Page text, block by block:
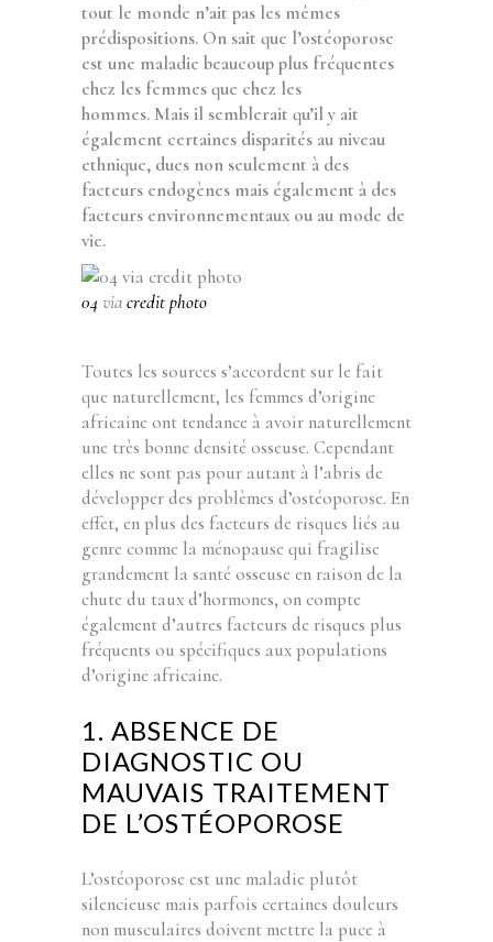
tout le monde n’ait pas les mêmes
prédispositions. On sait que l’ostéoporose
est une maladie beaucoup plus fréquentes
chez les femmes que chez les
hommes. Mais il semblerait qu’il y ait
également certaines disparités au niveau
ethnique, dues non seulement à des
facteurs endogènes mais également à des
facteurs environnementaux ou au mode de
vie.
04viacredit photo
Toutes les sources s’accordent sur le fait
que naturellement, les femmes d’origine
africaine ont tendance à avoir naturellement
une très bonne densité osseuse. Cependant
elles ne sont pas pour autant à l’abris de
développer des problèmes d’ostéoporose. En
effet, en plus des facteurs de risques liés au
genre comme la ménopause qui fragilise
grandement la santé osseuse en raison de la
chute du taux d’hormones, on compte
également d’autres facteurs de risques plus
fréquents ou spécifiques aux populations
d’origine africaine.
1. ABSENCE DE
DIAGNOSTIC OU
MAUVAIS TRAITEMENT
DE L’OSTÉOPOROSE
L’ostéoporose est une maladie plutôt
silencieuse mais parfois certaines douleurs
non musculaires doivent mettre la puce à